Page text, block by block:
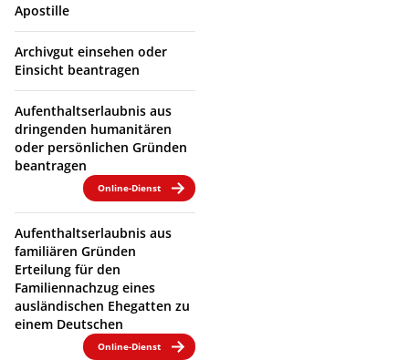
Apostille
Archivgut einsehen oder
Einsicht beantragen
Aufenthaltserlaubnis aus
dringenden humanitären
oder persönlichen Gründen
beantragen
Online-Dienst
Aufenthaltserlaubnis aus
familiären Gründen
Erteilung für den
Familiennachzug eines
ausländischen Ehegatten zu
einem Deutschen
Online-Dienst